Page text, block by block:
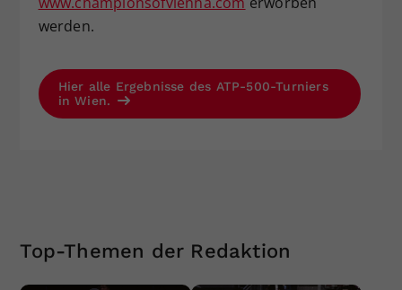
werden.
Hier alle Ergebnisse des ATP-500-Turniers
in Wien.
Top-Themen der Redaktion